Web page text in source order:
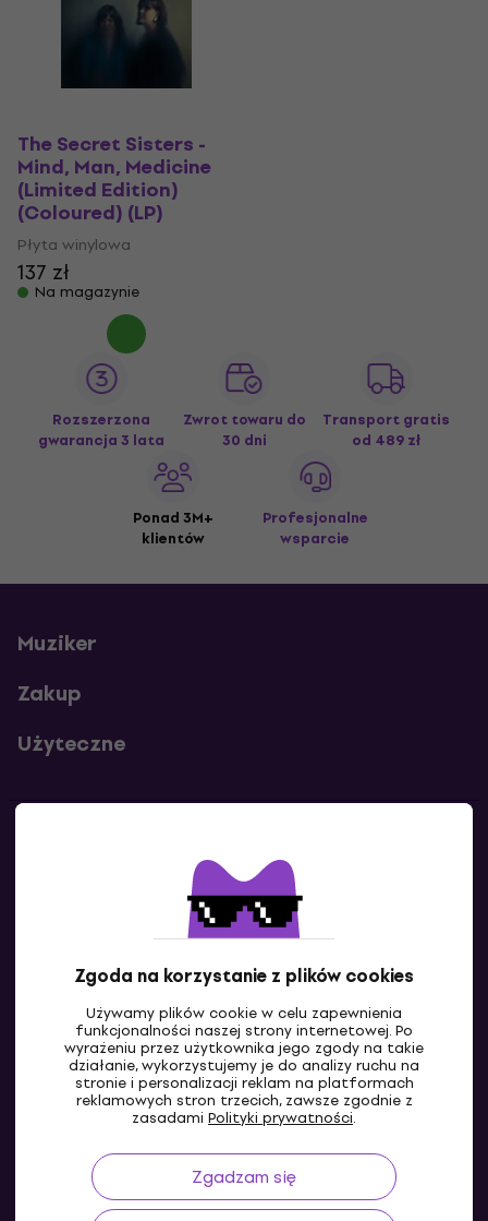
Zgoda na korzystanie z plików cookies
Używamy plików cookie w celu zapewnienia
funkcjonalności naszej strony internetowej. Po
wyrażeniu przez użytkownika jego zgody na takie
działanie, wykorzystujemy je do analizy ruchu na
stronie i personalizacji reklam na platformach
reklamowych stron trzecich, zawsze zgodnie z
zasadami Polityki prywatności.
Zgadzam się
The Secret Sisters -
Mind, Man, Medicine
(Limited Edition)
(Coloured) (LP)
Płyta winylowa
137 zł
Na magazynie
Rozszerzona
gwarancja 3 lata
Zwrot towaru do
30 dni
Transport gratis
od 489 zł
Ponad 3M+
klientów
Profesjonalne
wsparcie
Muziker
Zakup
Użyteczne
Skontaktuj się z nami
PL